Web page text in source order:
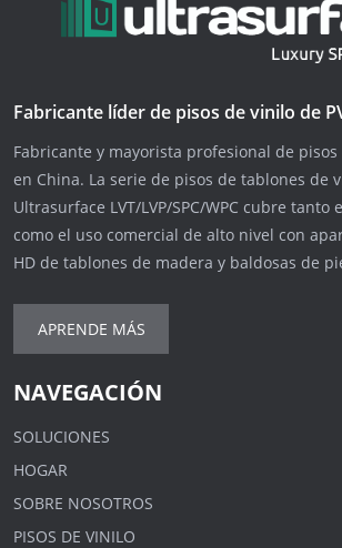
Fabricante líder de pisos de vinilo de
Fabricante y mayorista profesional de pisos
en China. La serie de pisos de tablones de
Ultrasurface LVT/LVP/SPC/WPC cubre tanto
como el uso comercial de alto nivel con
HD de tablones de madera y baldosas de
APRENDE MÁS
NAVEGACIÓN
SOLUCIONES
HOGAR
SOBRE NOSOTROS
PISOS DE VINILO